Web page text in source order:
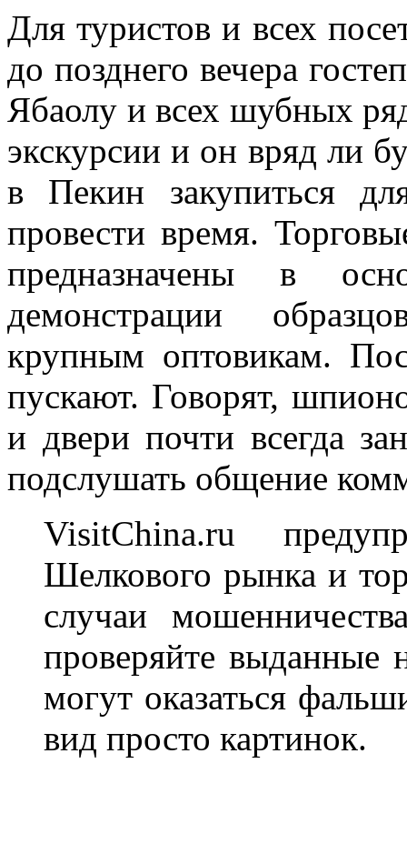
Для туристов и всех
до позднего вечера
Ябаолу и всех шубных
экскурсии и он вряд ли
в Пекин закупиться
провести время.
предназначены в
демонстрации
крупным оптовикам.
пускают. Говорят,
и двери почти всегда
подслушать общение
VisitChina.ru
Шелкового рынка и
случаи
проверяйте
могут оказаться
вид просто картинок.